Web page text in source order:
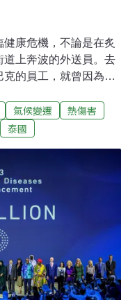
康危機，不論是在炙
上奔波的外送員。去
的員工，就曾因為店
爭取高溫津貼和設定
日，酷熱難耐，大家
工作。據《The
）警告，高溫工作環
能失去意識。而戶外
的三倍之多。極端高
工會的新規倡議，烈日
房比戶外還熱、外送
拉斯維加斯的廚師赫南
空調壞了四個月，導
氣候變遷
熱傷害
泰國